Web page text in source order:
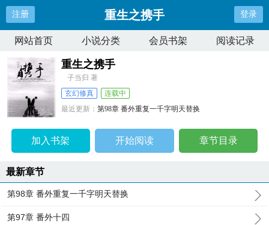
注册 重生之携手 登录
网站首页 小说分类 会员书架 阅读记录
重生之携手
子当归 著
玄幻修真
连载中
最近更新：第98章 番外重复一千字明天替换
加入书架 开始阅读 章节目录
最新章节
第98章 番外重复一千字明天替换
第97章 番外十四